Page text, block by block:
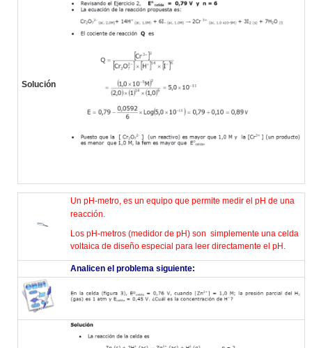
Solución
Un pH-metro, es un equipo que permite medir el pH de una
reacción.
Los pH-metros (medidor de pH) son simplemente una celda
voltaica de diseño especial para leer directamente el pH.
Analicen el problema siguiente: